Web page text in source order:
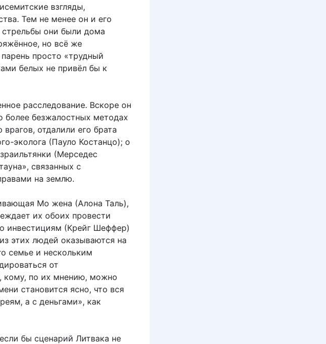
взгляды,
Тем не менее он и его
они были дома
но всё же
просто «трудный
белых не привёл бы к
расследование. Вскоре он
более безжалостных методах
отдалили его брата
эколога (Пауло Костанцо); о
(Мерседес
связанных с
на землю.
Мо жена (Алона Таль),
их обоих провести
инвестициям (Крейг Шеффер)
этих людей оказываются на
семье и нескольким
от
кому, по их мнению, можно
становится ясно, что вся
а с деньгами», как
бы сценарий Литвака не